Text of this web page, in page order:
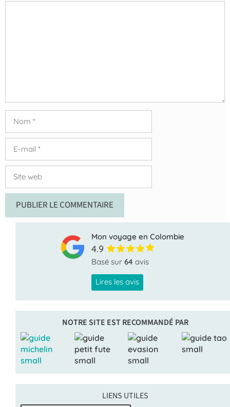
mail
web
Mon voyage en Colombie
4.9
Basé sur 64 avis
Lires les avis
NOTRE SITE EST RECOMMANDÉ PAR
LIENS UTILES